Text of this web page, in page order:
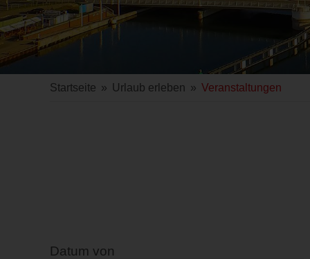
Startseite » Urlaub erleben » Veranstaltungen
Datum von